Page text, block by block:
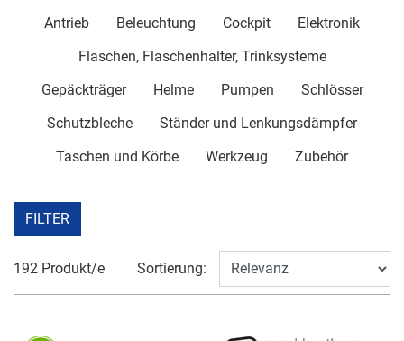
Antrieb Beleuchtung Cockpit
Elektronik
Flaschen, Flaschenhalter, Trinksysteme
Gepäckträger
Helme Pumpen
Schlösser
Schutzbleche
Ständer und Lenkungsdämpfer
Taschen und Körbe
Werkzeug Zubehör
FILTER
192 Produkt/e Sortierung: